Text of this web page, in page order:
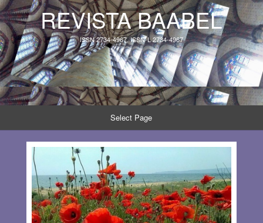
REVISTA BAABEL
ISSN 2734-4967, ISSN-L 2734-4967
Select Page